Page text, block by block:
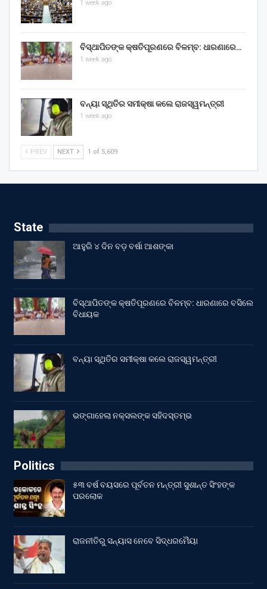
1 week ago
ବିସ୍ଥାପିତଙ୍କ କ୍ଷତିପୂରଣରେ ବିଳମ୍ବ: ଧାରଣାରେ…
1 week ago
ବନ୍ୟା ସ୍ଥିତିର ସମୀକ୍ଷା କଲେ ରାଜସ୍ୱମନ୍ତ୍ରୀ
1 week ago
PREV NEXT 1 of 5,609
State
ଆହୁରି ୪ ଦିନ ବଡ଼ ବର୍ଷା ଆଶଙ୍କା
ବିସ୍ଥାପିତଙ୍କ କ୍ଷତିପୂରଣରେ ବିଳମ୍ବ: ଧାରଣାରେ ବସିଲେ
ବିଧାୟକ
ବନ୍ୟା ସ୍ଥିତିର ସମୀକ୍ଷା କଲେ ରାଜସ୍ୱମନ୍ତ୍ରୀ
ଭଙ୍ଗାହେଲା ନକ୍ସଲଙ୍କ ସହିଦସ୍ତମ୍ଭ
Politics
୫୩ ବର୍ଷ ବୟସରେ ପୂର୍ବତନ ମନ୍ତ୍ରୀ ସୁଶାନ୍ତ ସିଂହଙ୍କ
ପରଲୋକ
ରାଜନୀତିରୁ ସନ୍ୟାସ ନେବେ ସିଦ୍ଧରମୈୟା